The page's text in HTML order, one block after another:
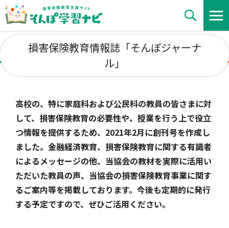
小学生向け
高校生向け
大学生・若手社会人向け
一般向け
損害保険教育情報誌「そんぽジャーナ
ル」
高校の、特に家庭科および公民科の教員の皆さまに対
して、損害保険教育の必要性や、授業を行う上で役立
つ情報を提供するため、2021年2月に創刊号を作成し
ました。金融経済教育、損害保険教育に関する有識者
によるメッセージの他、当協会の教材を実際に活用い
ただいた教員の声、当協会の損害保険教育事業に関す
るご案内等を掲載しております。今後も定期的に発行
する予定ですので、ぜひご活用ください。